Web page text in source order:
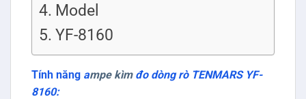
Model
YF-8160
Tính năng ampe kìmđo dòng rò TENMARS YF-
8160: